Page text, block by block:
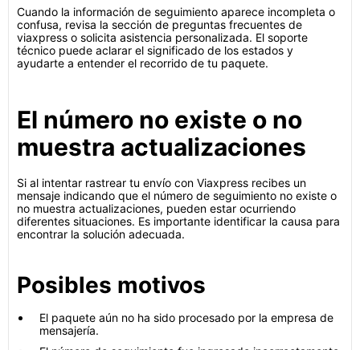
Cuando la información de seguimiento aparece incompleta o
confusa, revisa la sección de preguntas frecuentes de
viaxpress o solicita asistencia personalizada. El soporte
técnico puede aclarar el significado de los estados y
ayudarte a entender el recorrido de tu paquete.
El número no existe o no
muestra actualizaciones
Si al intentar rastrear tu envío con Viaxpress recibes un
mensaje indicando que el número de seguimiento no existe o
no muestra actualizaciones, pueden estar ocurriendo
diferentes situaciones. Es importante identificar la causa para
encontrar la solución adecuada.
Posibles motivos
El paquete aún no ha sido procesado por la empresa de
mensajería.